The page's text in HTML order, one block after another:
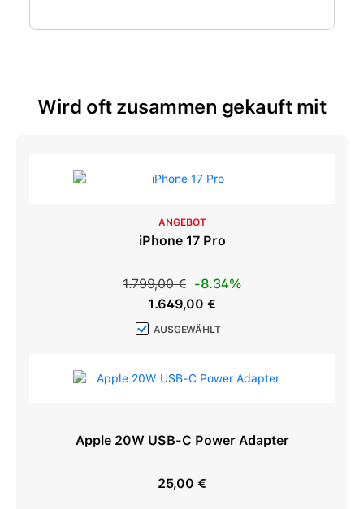
Wird oft zusammen gekauft mit
ANGEBOT
iPhone 17 Pro
Verkaufspreis:
Regulärer Preis:
1.799,00 € -8.34%
1.649,00 €
AUSGEWÄHLT
Apple 20W USB-C Power Adapter
Regulärer Preis:
25,00 €